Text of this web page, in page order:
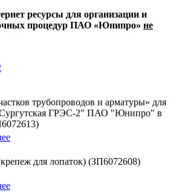
ресурсы для организации и
процедур ПАО «Юнипро» не
трубопроводов и арматуры» для
ГРЭС-2" ПАО "Юнипро" в
для лопаток) (ЗП6072608)